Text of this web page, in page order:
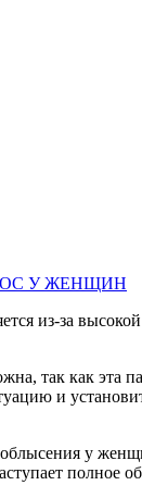
из-за
так как эта
и
у
полное